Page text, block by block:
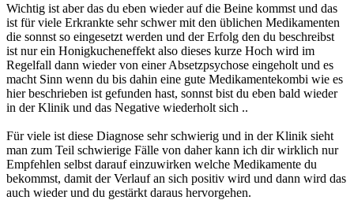
Wichtig ist aber das du eben wieder auf die Beine kommst und das
ist für viele Erkrankte sehr schwer mit den üblichen Medikamenten
die sonnst so eingesetzt werden und der Erfolg den du beschreibst
ist nur ein Honigkucheneffekt also dieses kurze Hoch wird im
Regelfall dann wieder von einer Absetzpsychose eingeholt und es
macht Sinn wenn du bis dahin eine gute Medikamentekombi wie es
hier beschrieben ist gefunden hast, sonnst bist du eben bald wieder
in der Klinik und das Negative wiederholt sich ..
Für viele ist diese Diagnose sehr schwierig und in der Klinik sieht
man zum Teil schwierige Fälle von daher kann ich dir wirklich nur
Empfehlen selbst darauf einzuwirken welche Medikamente du
bekommst, damit der Verlauf an sich positiv wird und dann wird das
auch wieder und du gestärkt daraus hervorgehen.